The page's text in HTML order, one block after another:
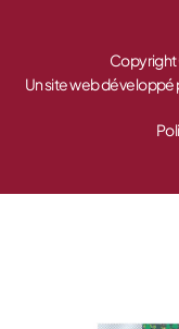
Un site web développé